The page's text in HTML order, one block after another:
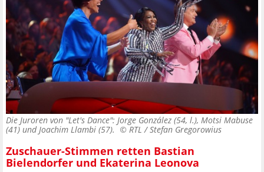
Die Juroren von "Let's Dance": Jorge González (54, l.), Motsi Mabuse
(41) und Joachim Llambi (57). © RTL / Stefan Gregorowius
Zuschauer-Stimmen retten Bastian
Bielendorfer und Ekaterina Leonova